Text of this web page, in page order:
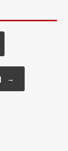
→